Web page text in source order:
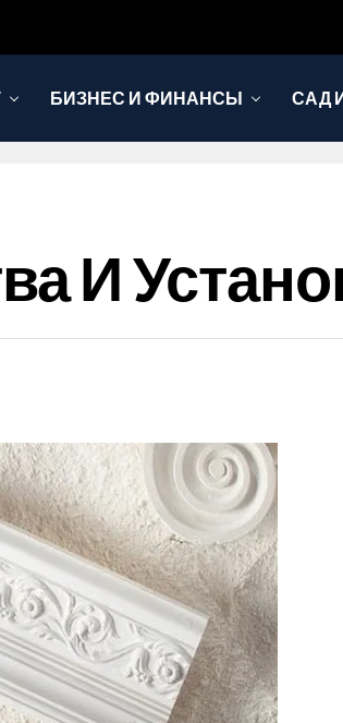
БИЗНЕС И ФИНАНСЫ САД
И